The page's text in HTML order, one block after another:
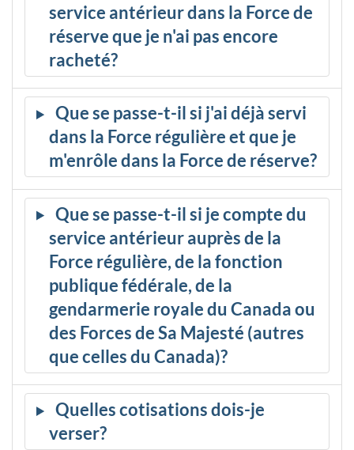
service antérieur dans la Force de
réserve que je n'ai pas encore
racheté?
Que se passe-t-il si j'ai déjà servi
dans la Force régulière et que je
m'enrôle dans la Force de réserve?
Que se passe-t-il si je compte du
service antérieur auprès de la
Force régulière, de la fonction
publique fédérale, de la
gendarmerie royale du Canada ou
des Forces de Sa Majesté (autres
que celles du Canada)?
Quelles cotisations dois-je
verser?